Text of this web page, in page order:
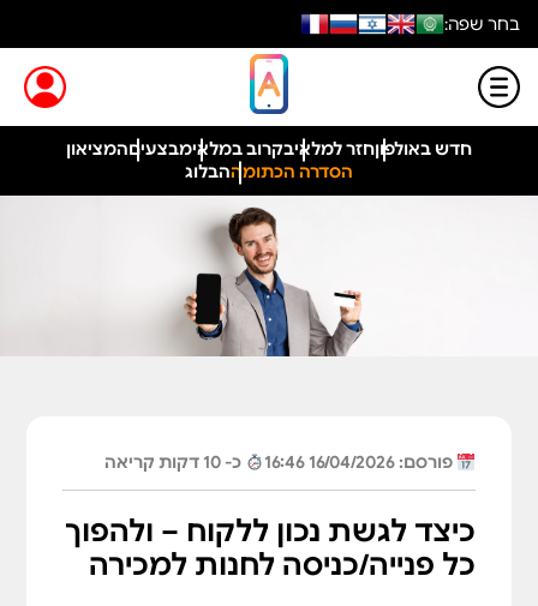
בחר שפה:
חדש באולפוןחזר למלאיבקרוב במלאימבצעיםהמציאון
הסדרה הכתומההבלוג
פורסם: 16/04/2026 16:46 כ- 10 דקות קריאה
כיצד לגשת נכון ללקוח – ולהפוך
כל פנייה/כניסה לחנות למכירה